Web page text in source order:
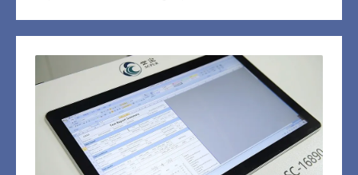
Standardized Testing Workflow
Built-in testing procedures guide every operation
according to ISO16890,minimizing operator
dependence and ensuring repeatable results